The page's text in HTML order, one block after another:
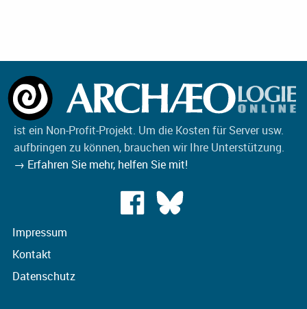
ist ein Non-Profit-Projekt. Um die Kosten für Server usw.
aufbringen zu können, brauchen wir Ihre Unterstützung.
→ Erfahren Sie mehr, helfen Sie mit!
Impressum
Kontakt
Datenschutz